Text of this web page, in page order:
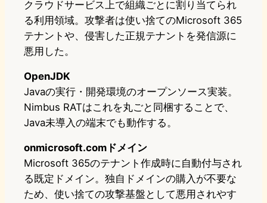
クラウドサービス上で組織ごとに割り当てられ
る利用領域。攻撃者は使い捨てのMicrosoft 365
テナントや、侵害した正規テナントを発信源に
悪用した。
OpenJDK
Javaの実行・開発環境のオープンソース実装。
Nimbus RATはこれを丸ごと同梱することで、
Java未導入の端末でも動作する。
onmicrosoft.comドメイン
Microsoft 365のテナント作成時に自動付与され
る既定ドメイン。独自ドメインの購入が不要な
ため、使い捨ての攻撃基盤として悪用されやす